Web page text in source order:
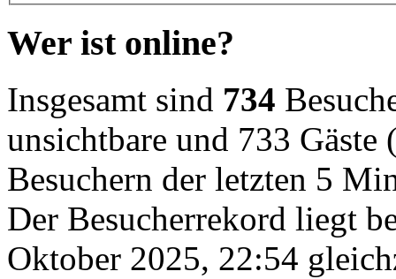
Wer ist online?
Insgesamt sind 734
unsichtbare und 733 Gäste
Besuchern der letzten 5
Der Besucherrekord liegt
Oktober 2025, 22:54